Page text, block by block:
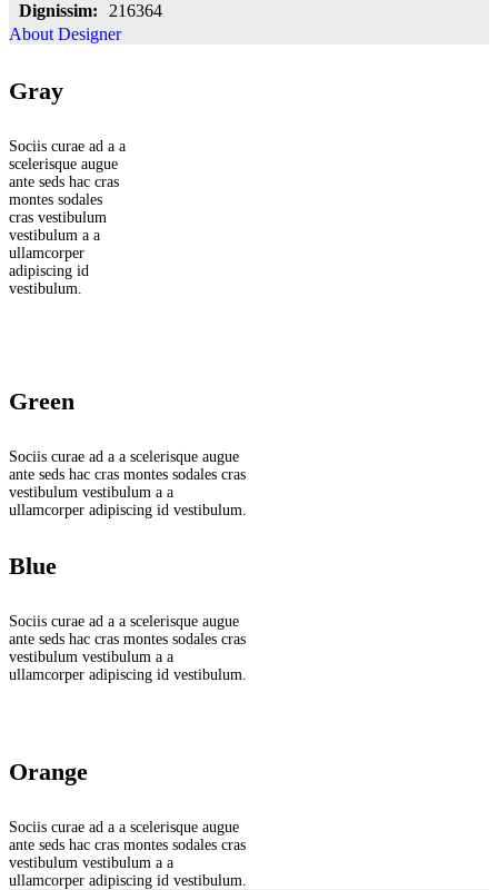
Dignissim:
216364
About Designer
Gray
Sociis curae ad a a
scelerisque augue
ante seds hac cras
montes sodales
cras vestibulum
vestibulum a a
ullamcorper
adipiscing id
vestibulum.
Green
Sociis curae ad a a scelerisque augue
ante seds hac cras montes sodales cras
vestibulum vestibulum a a
ullamcorper adipiscing id vestibulum.
Blue
Sociis curae ad a a scelerisque augue
ante seds hac cras montes sodales cras
vestibulum vestibulum a a
ullamcorper adipiscing id vestibulum.
Orange
Sociis curae ad a a scelerisque augue
ante seds hac cras montes sodales cras
vestibulum vestibulum a a
ullamcorper adipiscing id vestibulum.